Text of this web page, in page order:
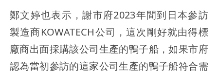
鄭文婷也表示，謝市府2023年間到日本參訪
製造商KOWATECH公司，這次剛好就由得標
廠商出面採購該公司生產的鴨子船，如果市府
認為當初參訪的這家公司生產的鴨子船符合需